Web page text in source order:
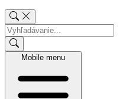
Mobile menu